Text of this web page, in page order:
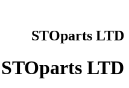
STOparts LTD
STOparts LTD